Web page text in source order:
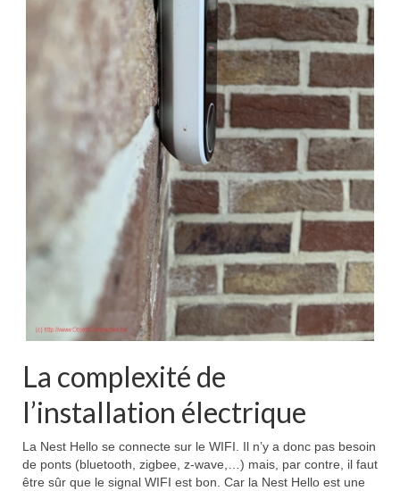
La complexité de
l’installation électrique
La Nest Hello se connecte sur le WIFI. Il n’y a donc pas besoin
de ponts (bluetooth, zigbee, z-wave,…) mais, par contre, il faut
être sûr que le signal WIFI est bon. Car la Nest Hello est une